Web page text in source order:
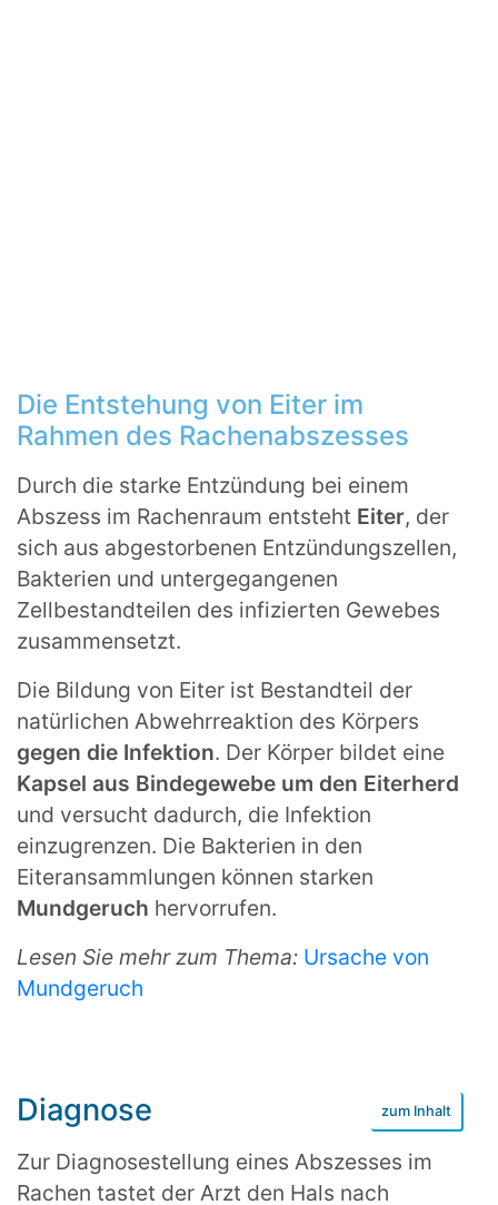
Die Entstehung von Eiter im
Rahmen des Rachenabszesses
Durch die starke Entzündung bei einem
Abszess im Rachenraum entsteht Eiter, der
sich aus abgestorbenen Entzündungszellen,
Bakterien und untergegangenen
Zellbestandteilen des infizierten Gewebes
zusammensetzt.
Die Bildung von Eiter ist Bestandteil der
natürlichen Abwehrreaktion des Körpers
gegen die Infektion. Der Körper bildet eine
Kapsel aus Bindegewebe um den Eiterherd
und versucht dadurch, die Infektion
einzugrenzen. Die Bakterien in den
Eiteransammlungen können starken
Mundgeruch hervorrufen.
Lesen Sie mehr zum Thema: Ursache von
Mundgeruch
Diagnose
Zur Diagnosestellung eines Abszesses im
Rachen tastet der Arzt den Hals nach